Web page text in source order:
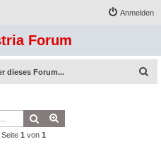
Anmelden
Forum
dieses Forum...
Suche
Seite 1 von 1